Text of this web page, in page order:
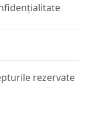
rezervate